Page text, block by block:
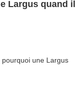
Largus quand il